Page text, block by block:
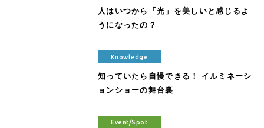
人はいつから「光」を美しいと感じるよ
うになったの？
Knowledge
知っていたら自慢できる！ イルミネーシ
ョンショーの舞台裏
Event/Spot